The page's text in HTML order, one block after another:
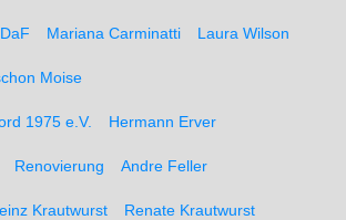
DaF Mariana Carminatti Laura Wilson
Moise
1975 e.V. Hermann Erver
Renovierung Andre Feller
Krautwurst Renate Krautwurst